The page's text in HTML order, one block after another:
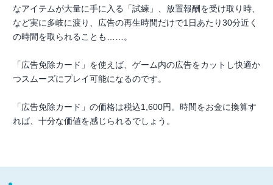
なアイテムが大量に手に入る「試練」、放置報酬を受け取り時、
など実に多岐に渡り、広告の再生時間だけで1日あたり30分近く
の時間を取られることも……。
「広告免除カード」を使えば、ゲーム内の広告をカットし快適か
つスムーズにプレイ可能になるのです。
「広告免除カード」の価格は税込1,600円。時間をお金に換算す
れば、十分な価値を感じられるでしょう。